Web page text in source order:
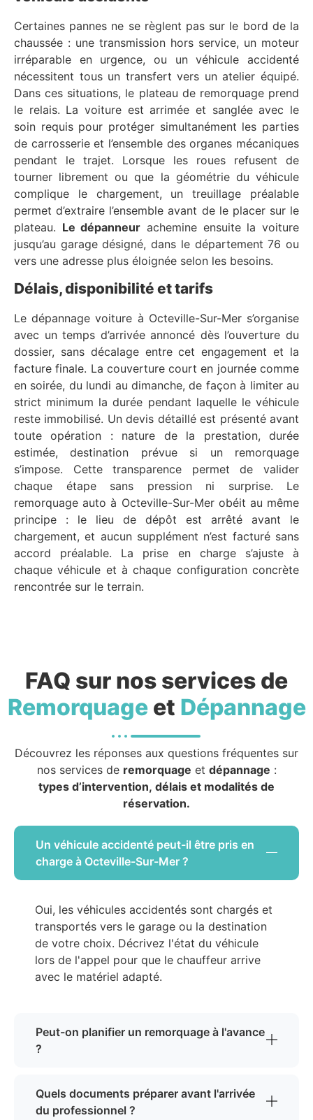
Certaines pannes ne se règlent pas sur le bord de la
chaussée : une transmission hors service, un moteur
irréparable en urgence, ou un véhicule accidenté
nécessitent tous un transfert vers un atelier équipé.
Dans ces situations, le plateau de remorquage prend
le relais. La voiture est arrimée et sanglée avec le
soin requis pour protéger simultanément les parties
de carrosserie et l’ensemble des organes mécaniques
pendant le trajet. Lorsque les roues refusent de
tourner librement ou que la géométrie du véhicule
complique le chargement, un treuillage préalable
permet d’extraire l’ensemble avant de le placer sur le
plateau. Le dépanneur achemine ensuite la voiture
jusqu’au garage désigné, dans le département 76 ou
vers une adresse plus éloignée selon les besoins.
Délais, disponibilité et tarifs
Le dépannage voiture à Octeville-Sur-Mer s’organise
avec un temps d’arrivée annoncé dès l’ouverture du
dossier, sans décalage entre cet engagement et la
facture finale. La couverture court en journée comme
en soirée, du lundi au dimanche, de façon à limiter au
strict minimum la durée pendant laquelle le véhicule
reste immobilisé. Un devis détaillé est présenté avant
toute opération : nature de la prestation, durée
estimée, destination prévue si un remorquage
s’impose. Cette transparence permet de valider
chaque étape sans pression ni surprise. Le
remorquage auto à Octeville-Sur-Mer obéit au même
principe : le lieu de dépôt est arrêté avant le
chargement, et aucun supplément n’est facturé sans
accord préalable. La prise en charge s’ajuste à
chaque véhicule et à chaque configuration concrète
rencontrée sur le terrain.
FAQ sur nos services de
Remorquageet Dépannage
Découvrez les réponses aux questions fréquentes sur
nos services de remorquage et dépannage :
types d’intervention, délais et modalités de
réservation.
Un véhicule accidenté peut-il être pris en
charge à Octeville-Sur-Mer ?
Oui, les véhicules accidentés sont chargés et
transportés vers le garage ou la destination
de votre choix. Décrivez l'état du véhicule
lors de l'appel pour que le chauffeur arrive
avec le matériel adapté.
Peut-on planifier un remorquage à l'avance
?
Quels documents préparer avant l'arrivée
du professionnel ?